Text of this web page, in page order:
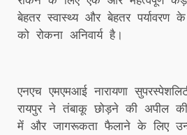
बेहतर स्वास्थ्य और बेहतर
को रोकना अनिवार्य है।
एनएच एमएमआई नारायणा
रायपुर ने तंबाकू छोड़ने की अपील
में और जागरूकता फैलाने के लिए